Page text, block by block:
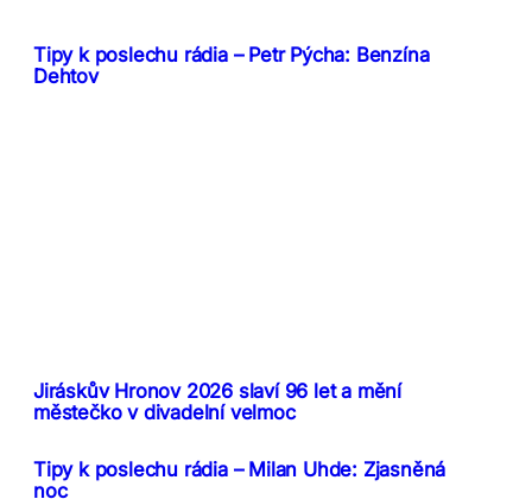
Tipy k poslechu rádia – Petr Pýcha: Benzína
Dehtov
Jiráskův Hronov 2026 slaví 96 let a mění
městečko v divadelní velmoc
Tipy k poslechu rádia – Milan Uhde: Zjasněná
noc